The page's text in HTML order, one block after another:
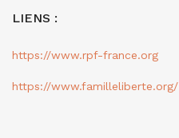
LIENS :
https://www.rpf-france.org
https://www.familleliberte.org/